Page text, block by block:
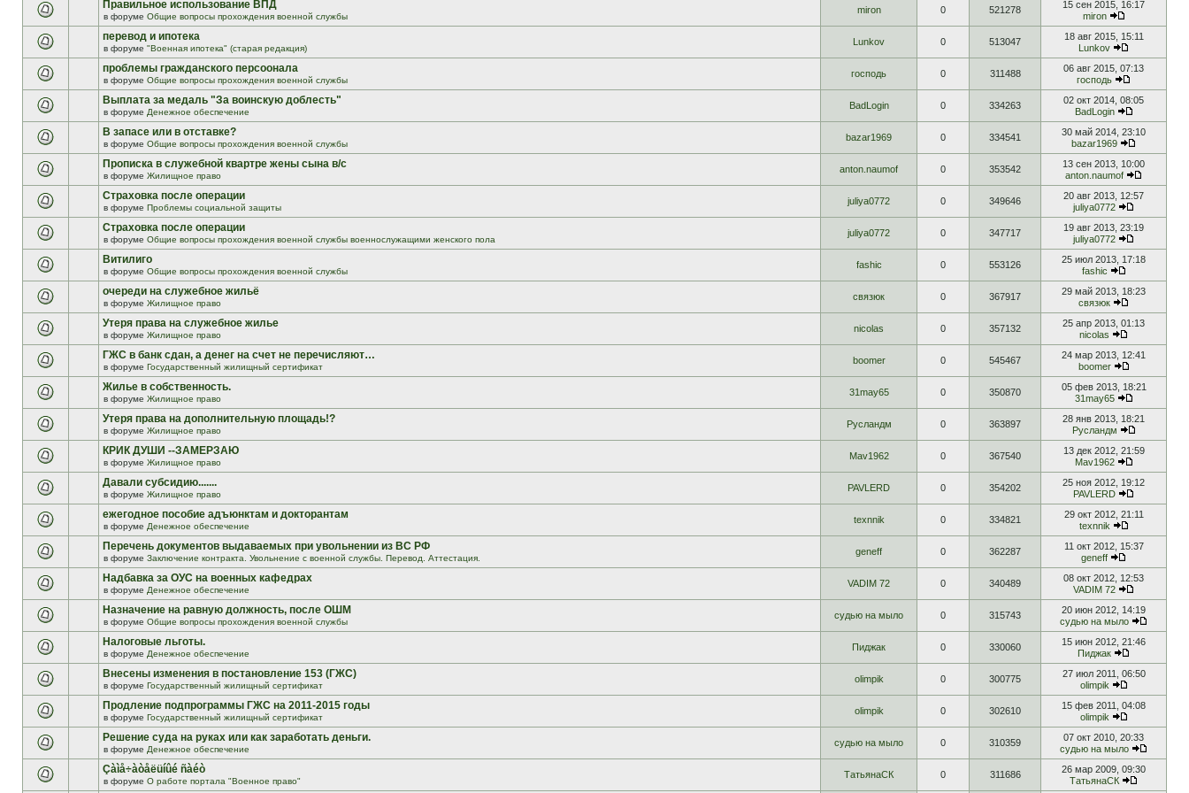
Правильное использование ВПД
в форуме Общие вопросы прохождения военной службы
miron 0 521278
15 сен 2015, 16:17
miron
перевод и ипотека
в форуме "Военная ипотека" (старая редакция)
Lunkov 0 513047
18 авг 2015, 15:11
Lunkov
проблемы гражданского персоонала
в форуме Общие вопросы прохождения военной службы
господь 0 311488
06 авг 2015, 07:13
господь
Выплата за медаль "За воинскую доблесть"
в форуме Денежное обеспечение
BadLogin 0 334263
02 окт 2014, 08:05
BadLogin
В запасе или в отставке?
в форуме Общие вопросы прохождения военной службы
bazar1969 0 334541
30 май 2014, 23:10
bazar1969
Прописка в служебной квартре жены сына в/с
в форуме Жилищное право
anton.naumof 0 353542
13 сен 2013, 10:00
anton.naumof
Страховка после операции
в форуме Проблемы социальной защиты
juliya0772 0 349646
20 авг 2013, 12:57
juliya0772
Страховка после операции
в форуме Общие вопросы прохождения военной службы военнослужащими женского пола
juliya0772 0 347717
19 авг 2013, 23:19
juliya0772
Витилиго
в форуме Общие вопросы прохождения военной службы
fashic 0 553126
25 июл 2013, 17:18
fashic
очереди на служебное жильё
в форуме Жилищное право
связюк 0 367917
29 май 2013, 18:23
связюк
Утеря права на служебное жилье
в форуме Жилищное право
nicolas 0 357132
25 апр 2013, 01:13
nicolas
ГЖС в банк сдан, а денег на счет не перечисляют…
в форуме Государственный жилищный сертификат
boomer 0 545467
24 мар 2013, 12:41
boomer
Жилье в собственность.
в форуме Жилищное право
31may65 0 350870
05 фев 2013, 18:21
31may65
Утеря права на дополнительную площадь!?
в форуме Жилищное право
Русландм 0 363897
28 янв 2013, 18:21
Русландм
КРИК ДУШИ --ЗАМЕРЗАЮ
в форуме Жилищное право
Mav1962 0 367540
13 дек 2012, 21:59
Mav1962
Давали субсидию.......
в форуме Жилищное право
PAVLERD 0 354202
25 ноя 2012, 19:12
PAVLERD
ежегодное пособие адъюнктам и докторантам
в форуме Денежное обеспечение
texnnik 0 334821
29 окт 2012, 21:11
texnnik
Перечень документов выдаваемых при увольнении из ВС РФ
в форуме Заключение контракта. Увольнение с военной службы. Перевод. Аттестация.
geneff 0 362287
11 окт 2012, 15:37
geneff
Надбавка за ОУС на военных кафедрах
в форуме Денежное обеспечение
VADIM 72 0 340489
08 окт 2012, 12:53
VADIM 72
Назначение на равную должность, после ОШМ
в форуме Общие вопросы прохождения военной службы
судью на мыло 0 315743
20 июн 2012, 14:19
судью на мыло
Налоговые льготы.
в форуме Денежное обеспечение
Пиджак 0 330060
15 июн 2012, 21:46
Пиджак
Внесены изменения в постановление 153 (ГЖС)
в форуме Государственный жилищный сертификат
olimpik 0 300775
27 июл 2011, 06:50
olimpik
Продление подпрограммы ГЖС на 2011-2015 годы
в форуме Государственный жилищный сертификат
olimpik 0 302610
15 фев 2011, 04:08
olimpik
Решение суда на руках или как заработать деньги.
в форуме Денежное обеспечение
судью на мыло 0 310359
07 окт 2010, 20:33
судью на мыло
Çàìå÷àòåëüíûé ñàéò
в форуме О работе портала "Военное право"
ТатьянаСК 0 311686
26 мар 2009, 09:30
ТатьянаСК